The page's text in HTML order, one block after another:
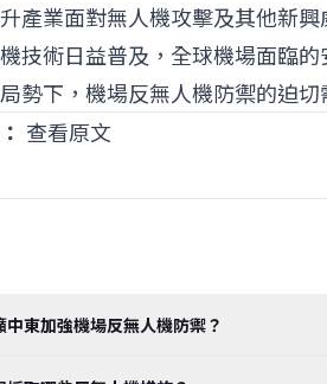
產業面對無人機攻擊及其他新興
技術日益普及，全球機場面臨
勢下，機場反無人機防禦的迫切
查看原文
中東加強機場反無人機防禦？